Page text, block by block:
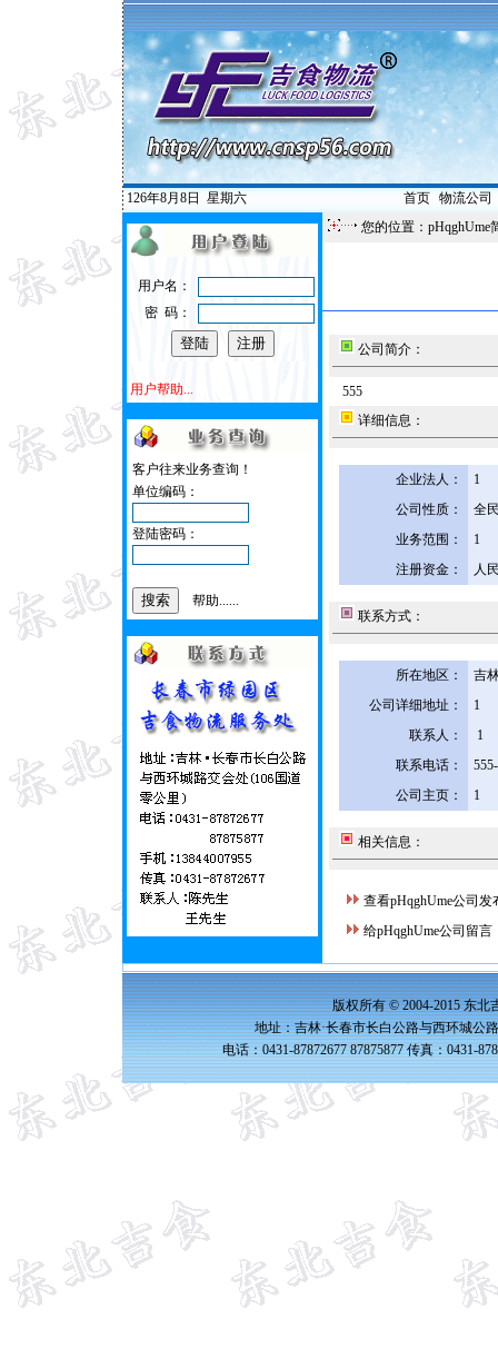
126年8月8日 星期六 首页| 物流公司
用户名：
密 码：
用户帮助...
客户往来业务查询！
单位编码：
登陆密码：
帮助......
您的位置：pHqghUme
公司简介：
555
详细信息：
企业法人：
1
公司性质：
全
业务范围：
1
注册资金：
人
联系方式：
所在地区：
吉
公司详细地址：
1
联系人：
1
联系电话：
公司主页：
1
相关信息：
查看pHqghUme公司发
给pHqghUme公司留言
版权所有 © 2004-2015 东北
地址：吉林·长春市长白公路与西环城公
电话：0431-87872677 87875877 传真：0431-